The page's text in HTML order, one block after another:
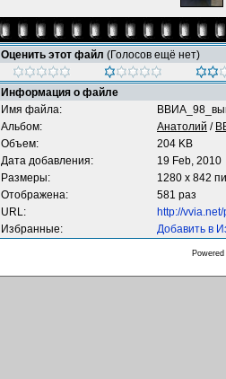
Оценить этот файл (Голосов ещё нет)
Информация о файле
Имя файла:
Альбом:
Анатолий /
Объем:
204 KB
Дата добавления:
19 Feb, 2010
Размеры:
1280 x 842
Отображена:
581 раз
URL:
http://
Избранные:
Добавить в